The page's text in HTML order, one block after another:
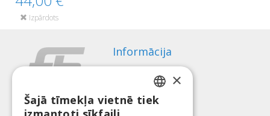
Izpārdots
Informācija
Apmaksas veidi
Atteikuma tiesības
LATVIAN
×
Šajā tīmekļa vietnē tiek